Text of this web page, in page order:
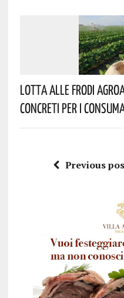
Lotta Alle Frodi
Concreti Per I
Previous